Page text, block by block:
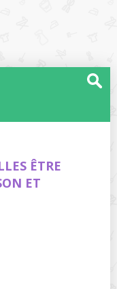
ÊTRE
ET